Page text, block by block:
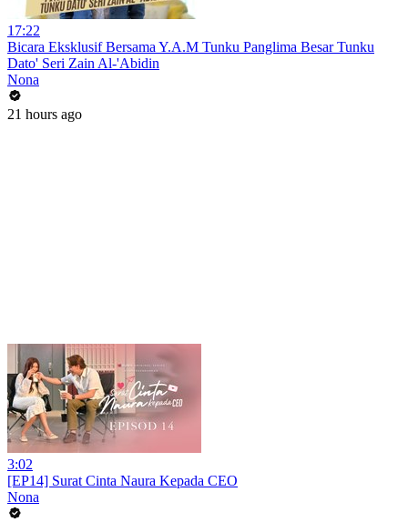
17:22
Bicara Eksklusif Bersama Y.A.M Tunku Panglima Besar Tunku
Dato' Seri Zain Al-'Abidin
Nona
21 hours ago
3:02
[EP14] Surat Cinta Naura Kepada CEO
Nona